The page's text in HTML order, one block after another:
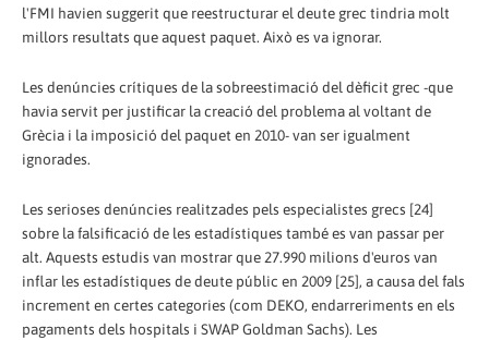
l'FMI havien suggerit que reestructurar el deute grec tindria molt
millors resultats que aquest paquet. Això es va ignorar.
Les denúncies crítiques de la sobreestimació del dèficit grec -que
havia servit per justificar la creació del problema al voltant de
Grècia i la imposició del paquet en 2010- van ser igualment
ignorades.
Les serioses denúncies realitzades pels especialistes grecs [24]
sobre la falsificació de les estadístiques també es van passar per
alt. Aquests estudis van mostrar que 27.990 milions d'euros van
inflar les estadístiques de deute públic en 2009 [25], a causa del fals
increment en certes categories (com DEKO, endarreriments en els
pagaments dels hospitals i SWAP Goldman Sachs). Les